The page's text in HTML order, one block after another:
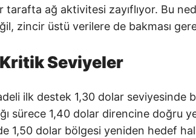
tarafta ağ aktivitesi zayıflıyor. Bu
zincir üstü verilere de bakması
Seviyeler
ilk destek 1,30 dolar
sürece 1,40 dolar direncine doğru
1,50 dolar bölgesi yeniden hedef